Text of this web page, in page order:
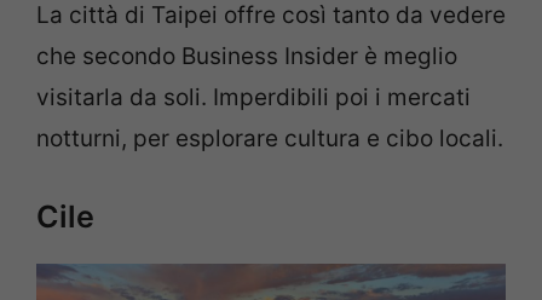
La città di Taipei offre così tanto da vedere
che secondo Business Insider è meglio
visitarla da soli. Imperdibili poi i mercati
notturni, per esplorare cultura e cibo locali.
Cile